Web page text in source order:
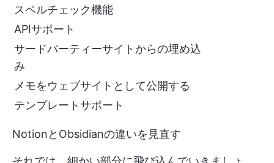
スペルチェック機能
APIサポート
サードパーティーサイトからの埋め込
み
メモをウェブサイトとして公開する
テンプレートサポート
NotionとObsidianの違いを見直す